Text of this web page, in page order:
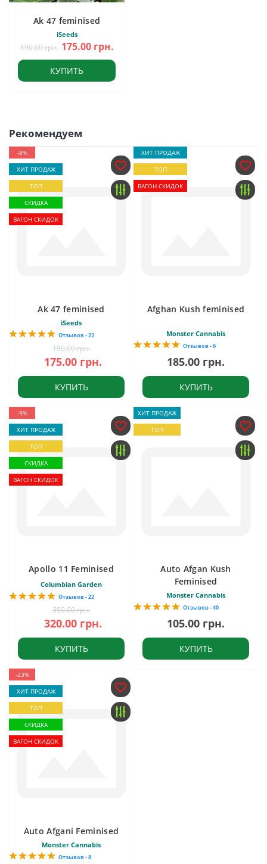
Ak 47 feminised
iSeeds
190.00 грн. 175.00 грн.
КУПИТЬ
Рекомендуем
-8%
ХИТ ПРОДАЖ
ТОП
СКИДКА
ВАГОН СКИДОК
Ak 47 feminised
iSeeds
Отзывов - 22
190.00 грн.
175.00 грн.
КУПИТЬ
ХИТ ПРОДАЖ
ТОП
ВАГОН СКИДОК
Afghan Kush feminised
Monster Cannabis
Отзывов - 6
185.00 грн.
КУПИТЬ
-9%
ХИТ ПРОДАЖ
ТОП
СКИДКА
ВАГОН СКИДОК
Apollo 11 Feminised
Columbian Garden
Отзывов - 22
350.00 грн.
320.00 грн.
КУПИТЬ
ХИТ ПРОДАЖ
ТОП
Auto Afgan Kush
Feminised
Monster Cannabis
Отзывов - 40
105.00 грн.
КУПИТЬ
-23%
ХИТ ПРОДАЖ
ТОП
СКИДКА
ВАГОН СКИДОК
Auto Afgani Feminised
Monster Cannabis
Отзывов - 8